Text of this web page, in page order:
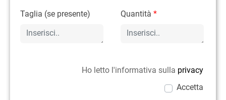
Taglia (se presente) Quantità*
Ho letto l'informativa sulla privacy
Accetta